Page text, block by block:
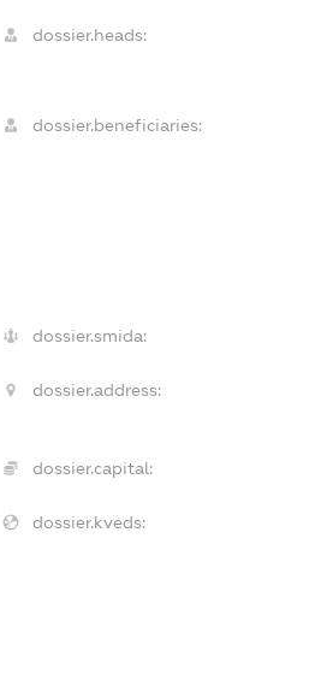
dossier.heads:
dossier.beneficiaries:
dossier.smida:
dossier.address:
dossier.capital:
dossier.kveds: